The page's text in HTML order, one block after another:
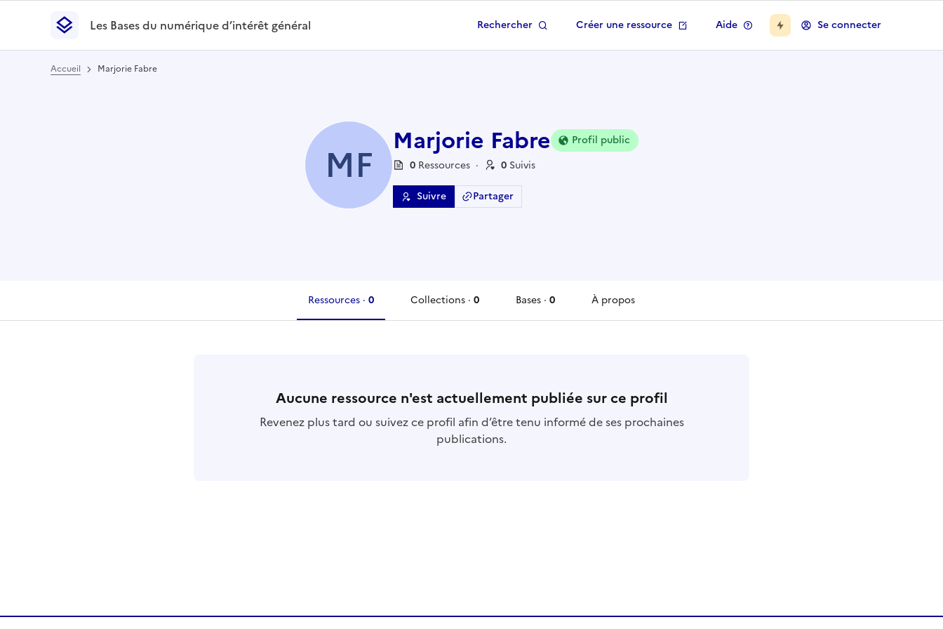
Les Bases du numérique d’intérêt général- Retour à la page d'accueil
Les Bases du numérique d’intérêt général
Rechercher Créer une ressource Aide Se connecter
Accueil Marjorie Fabre
MF Marjorie Fabre
Profil public
0 Ressources · 0 Suivis
Suivre Partager
Ressources · 0
ressources
Collections · 0
Bases · 0
À propos
Aucune ressource n'est actuellement publiée sur ce profil
Revenez plus tard ou suivez ce profil afin d’être tenu informé de ses prochaines
publications.